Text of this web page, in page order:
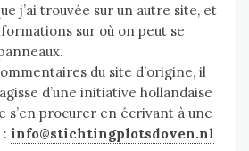
j’ai trouvée sur un autre site, et
sur où on peut se
du site d’origine, il
d’une initiative hollandaise
s’en procurer en écrivant à une
info@stichtingplotsdoven.nl